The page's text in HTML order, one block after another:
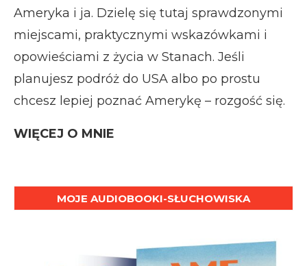
Ameryka i ja. Dzielę się tutaj sprawdzonymi
miejscami, praktycznymi wskazówkami i
opowieściami z życia w Stanach. Jeśli
planujesz podróż do USA albo po prostu
chcesz lepiej poznać Amerykę – rozgość się.
WIĘCEJ O MNIE
MOJE AUDIOBOOKI-SŁUCHOWISKA